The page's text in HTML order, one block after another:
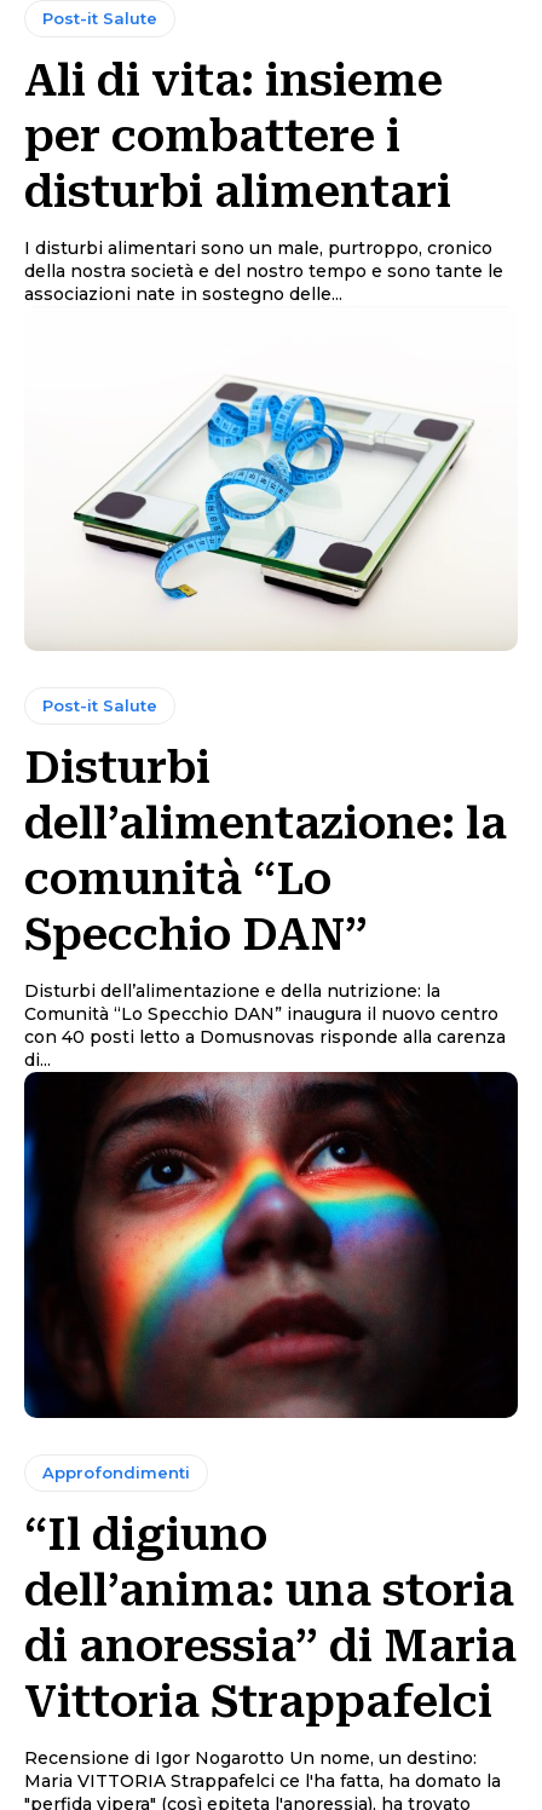
Post-it Salute
Ali di vita: insieme
per combattere i
disturbi alimentari
I disturbi alimentari sono un male, purtroppo, cronico
della nostra società e del nostro tempo e sono tante le
associazioni nate in sostegno delle...
Post-it Salute
Disturbi
dell’alimentazione: la
comunità “Lo
Specchio DAN”
Disturbi dell’alimentazione e della nutrizione: la
Comunità “Lo Specchio DAN” inaugura il nuovo centro
con 40 posti letto a Domusnovas risponde alla carenza
di...
Approfondimenti
“Il digiuno
dell’anima: una storia
di anoressia” di Maria
Vittoria Strappafelci
Recensione di Igor Nogarotto Un nome, un destino:
Maria VITTORIA Strappafelci ce l'ha fatta, ha domato la
"perfida vipera" (così epiteta l'anoressia), ha trovato